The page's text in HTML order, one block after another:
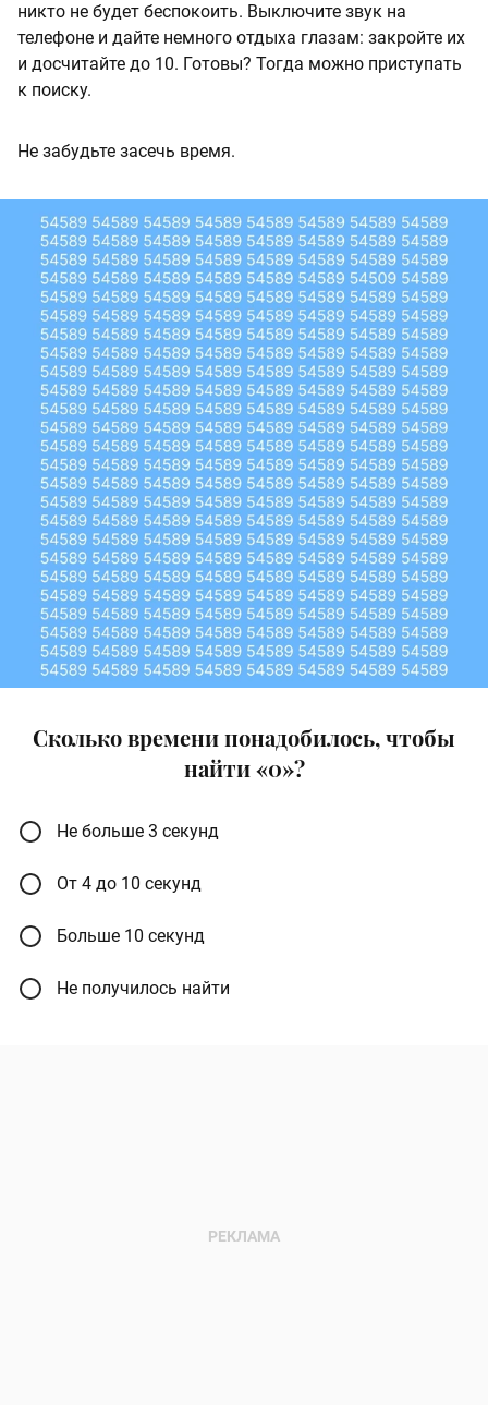
никто не будет беспокоить. Выключите звук на
телефоне и дайте немного отдыха глазам: закройте их
и досчитайте до 10. Готовы? Тогда можно приступать
к поиску.
Не забудьте засечь время.
Сколько времени понадобилось, чтобы
найти «0»?
Не больше 3 секунд
От 4 до 10 секунд
Больше 10 секунд
Не получилось найти